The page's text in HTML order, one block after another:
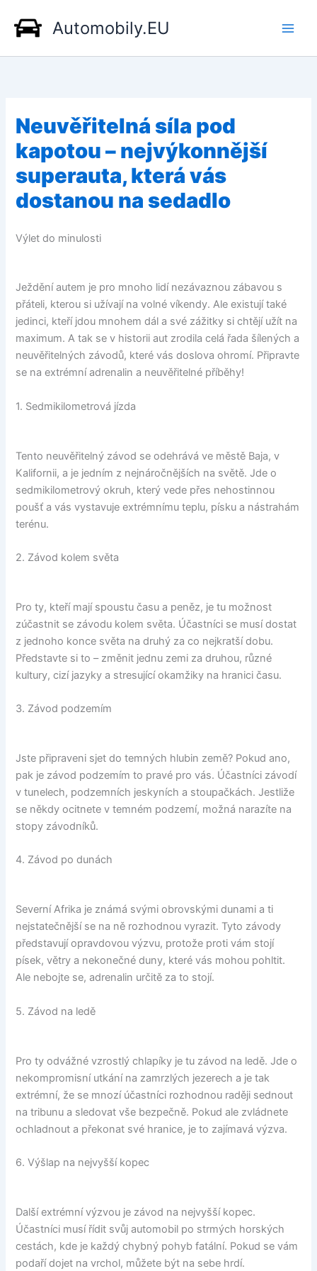
obsah
Automobily.EU
Neuvěřitelná síla pod
kapotou – nejvýkonnější
superauta, která vás
dostanou na sedadlo
Výlet do minulosti
Ježdění autem je pro mnoho lidí nezávaznou zábavou s
přáteli, kterou si užívají na volné víkendy. Ale existují také
jedinci, kteří jdou mnohem dál a své zážitky si chtějí užít na
maximum. A tak se v historii aut zrodila celá řada šílených a
neuvěřitelných závodů, které vás doslova ohromí. Připravte
se na extrémní adrenalin a neuvěřitelné příběhy!
1. Sedmikilometrová jízda
Tento neuvěřitelný závod se odehrává ve městě Baja, v
Kalifornii, a je jedním z nejnáročnějších na světě. Jde o
sedmikilometrový okruh, který vede přes nehostinnou
poušť a vás vystavuje extrémnímu teplu, písku a nástrahám
terénu.
2. Závod kolem světa
Pro ty, kteří mají spoustu času a peněz, je tu možnost
zúčastnit se závodu kolem světa. Účastníci se musí dostat
z jednoho konce světa na druhý za co nejkratší dobu.
Představte si to – změnit jednu zemi za druhou, různé
kultury, cizí jazyky a stresující okamžiky na hranici času.
3. Závod podzemím
Jste připraveni sjet do temných hlubin země? Pokud ano,
pak je závod podzemím to pravé pro vás. Účastníci závodí
v tunelech, podzemních jeskyních a stoupačkách. Jestliže
se někdy ocitnete v temném podzemí, možná narazíte na
stopy závodníků.
4. Závod po dunách
Severní Afrika je známá svými obrovskými dunami a ti
nejstatečnější se na ně rozhodnou vyrazit. Tyto závody
představují opravdovou výzvu, protože proti vám stojí
písek, větry a nekonečné duny, které vás mohou pohltit.
Ale nebojte se, adrenalin určitě za to stojí.
5. Závod na ledě
Pro ty odvážné vzrostlý chlapíky je tu závod na ledě. Jde o
nekompromisní utkání na zamrzlých jezerech a je tak
extrémní, že se mnozí účastníci rozhodnou raději sednout
na tribunu a sledovat vše bezpečně. Pokud ale zvládnete
ochladnout a překonat své hranice, je to zajímavá výzva.
6. Výšlap na nejvyšší kopec
Další extrémní výzvou je závod na nejvyšší kopec.
Účastníci musí řídit svůj automobil po strmých horských
cestách, kde je každý chybný pohyb fatální. Pokud se vám
podaří dojet na vrchol, můžete být na sebe hrdí.